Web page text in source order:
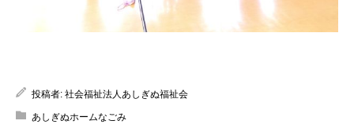
投稿者: 社会福祉法人あしぎぬ福祉会
あしぎぬホームなごみ